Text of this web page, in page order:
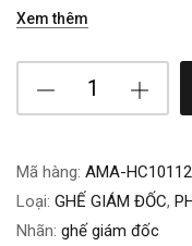
Xem thêm
Mã hàng: AMA-
Loại: GHẾ GIÁM ĐỐC,
Nhãn: ghế giám đốc